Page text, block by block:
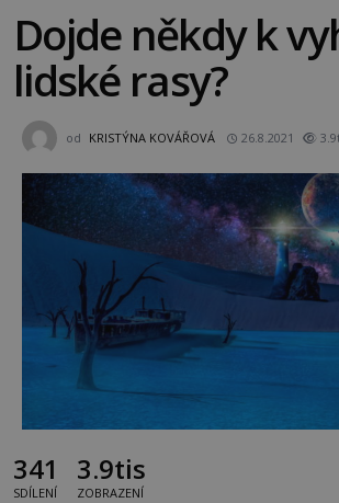
Dojde někdy k
lidské rasy?
od KRISTÝNA KOVÁŘOVÁ 26.8.2021
341
SDÍLENÍ
3.9tis
ZOBRAZENÍ